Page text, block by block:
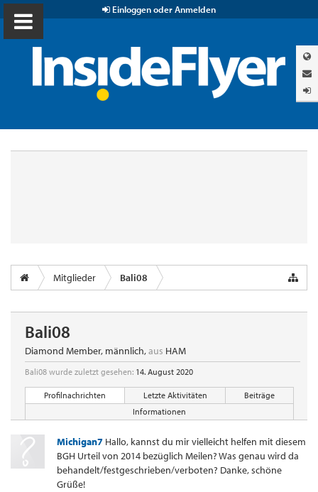
Einloggen oder Anmelden
Mitglieder Bali08
Bali08
Diamond Member, männlich,aus HAM
Bali08 wurde zuletzt gesehen: 14. August 2020
Profilnachrichten Letzte Aktivitäten
Beiträge
Informationen
Michigan7 Hallo, kannst du mir vielleicht helfen mit diesem
BGH Urteil von 2014 bezüglich Meilen? Was genau wird da
behandelt/festgeschrieben/verboten? Danke, schöne
Grüße!